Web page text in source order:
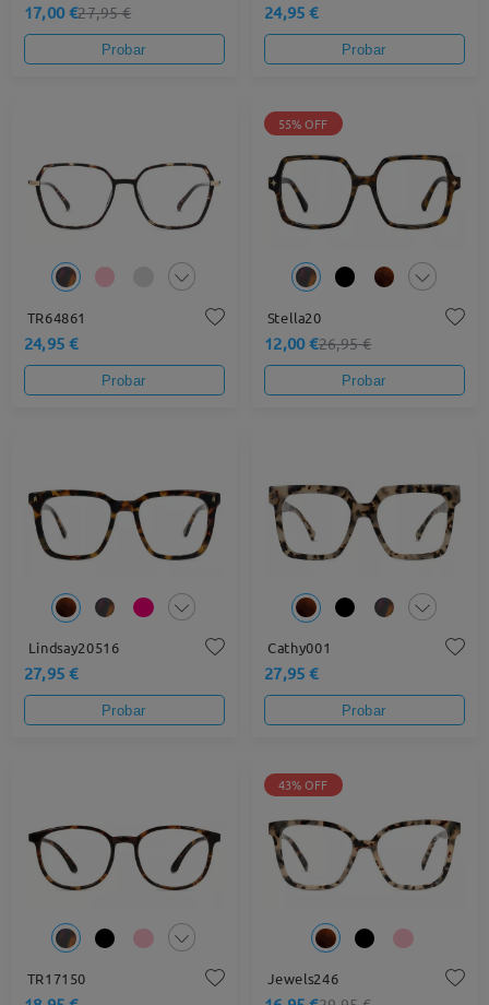
17,00 €27,95 €
Probar
24,95 €
Probar
TR64861
24,95 €
Probar
55% OFF
Stella20
12,00 €26,95 €
Probar
Lindsay20516
27,95 €
Probar
Cathy001
27,95 €
Probar
TR17150
43% OFF
Jewels246